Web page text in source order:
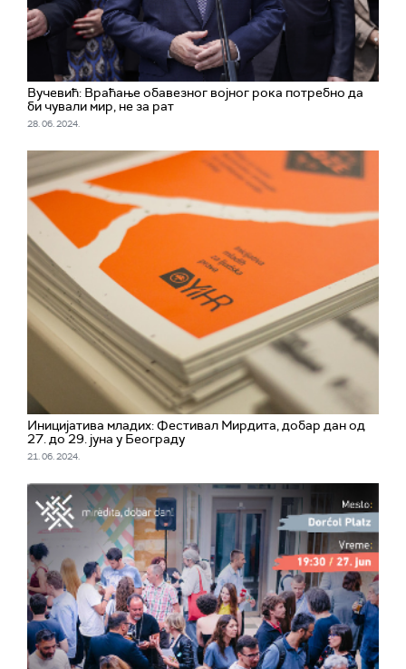
Вучевић: Враћање обавезног војног рока потребно да
би чували мир, не за рат
28. 06. 2024.
Иницијатива младих: Фестивал Мирдита, добар дан од
27. до 29. јуна у Београду
21. 06. 2024.